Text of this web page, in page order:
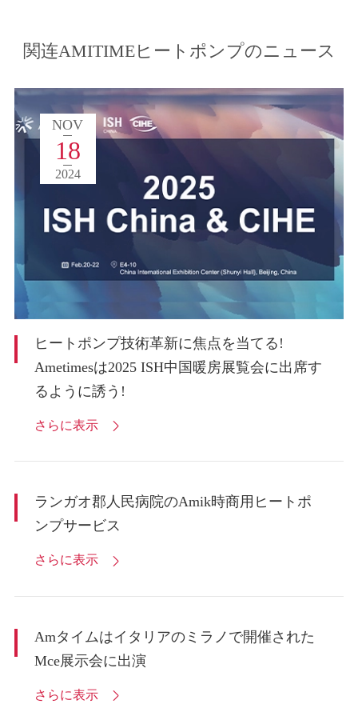
関连AMITIMEヒートポンプのニュース
NOV
18
2024
ヒートポンプ技術革新に焦点を当てる!
Ametimesは2025 ISH中国暖房展覧会に出席す
るように誘う!
さらに表示 
ランガオ郡人民病院のAmik時商用ヒートポ
ンプサービス
さらに表示 
Amタイムはイタリアのミラノで開催された
Mce展示会に出演
さらに表示 